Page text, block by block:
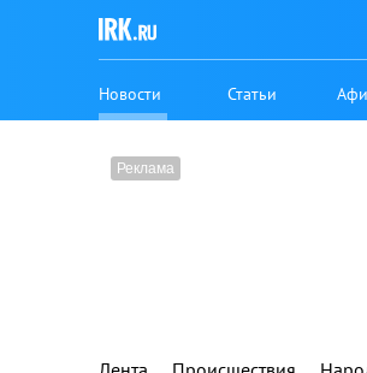
Новости Статьи